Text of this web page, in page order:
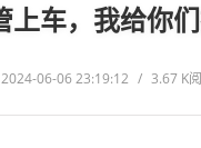
上车，我给你
2024-06-06 23:19:12 / 3.67 K